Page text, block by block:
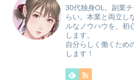
30代独身OL。副業
らい。本業と両立し
ルなノウハウを、初
します。
自分らしく働くため
します！